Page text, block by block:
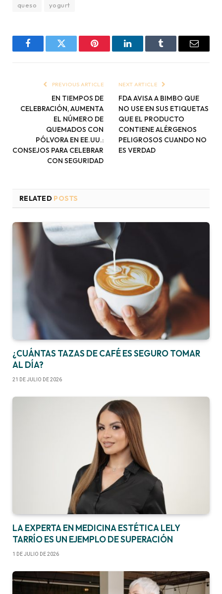
queso
yogurt
FacebookTwitter Pinterest LinkedInTumblr Email
PREVIOUS ARTICLE
EN TIEMPOS DE
CELEBRACIÓN, AUMENTA
EL NÚMERO DE
QUEMADOS CON
PÓLVORA EN EE.UU.:
CONSEJOS PARA CELEBRAR
CON SEGURIDAD
NEXT ARTICLE
FDA AVISA A BIMBO QUE
NO USE EN SUS ETIQUETAS
QUE EL PRODUCTO
CONTIENE ALÉRGENOS
PELIGROSOS CUANDO NO
ES VERDAD
RELATED POSTS
¿CUÁNTAS TAZAS DE CAFÉ ES SEGURO TOMAR
AL DÍA?
21 DE JULIO DE 2026
LA EXPERTA EN MEDICINA ESTÉTICA LELY
TARRÍO ES UN EJEMPLO DE SUPERACIÓN
1 DE JULIO DE 2026